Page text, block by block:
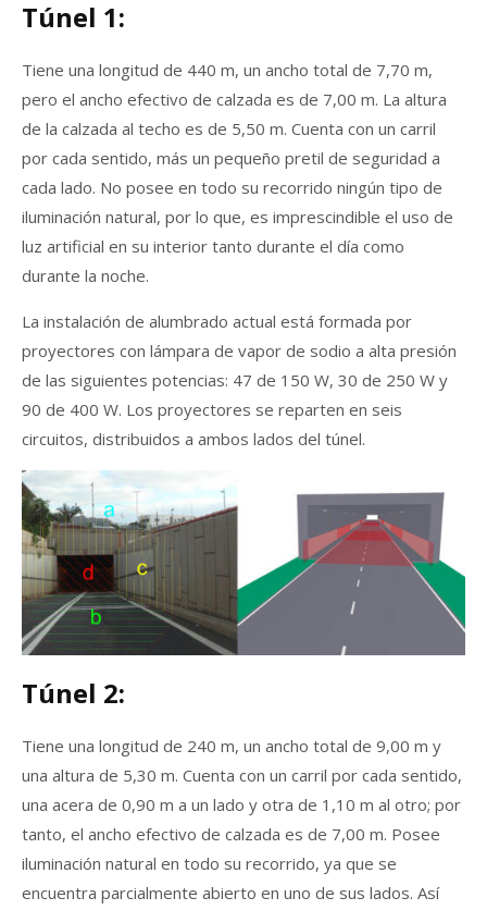
Túnel 1:
Tiene una longitud de 440 m, un ancho total de 7,70 m,
pero el ancho efectivo de calzada es de 7,00 m. La altura
de la calzada al techo es de 5,50 m. Cuenta con un carril
por cada sentido, más un pequeño pretil de seguridad a
cada lado. No posee en todo su recorrido ningún tipo de
iluminación natural, por lo que, es imprescindible el uso de
luz artificial en su interior tanto durante el día como
durante la noche.
La instalación de alumbrado actual está formada por
proyectores con lámpara de vapor de sodio a alta presión
de las siguientes potencias: 47 de 150 W, 30 de 250 W y
90 de 400 W. Los proyectores se reparten en seis
circuitos, distribuidos a ambos lados del túnel.
Túnel 2:
Tiene una longitud de 240 m, un ancho total de 9,00 m y
una altura de 5,30 m. Cuenta con un carril por cada sentido,
una acera de 0,90 m a un lado y otra de 1,10 m al otro; por
tanto, el ancho efectivo de calzada es de 7,00 m. Posee
iluminación natural en todo su recorrido, ya que se
encuentra parcialmente abierto en uno de sus lados. Así